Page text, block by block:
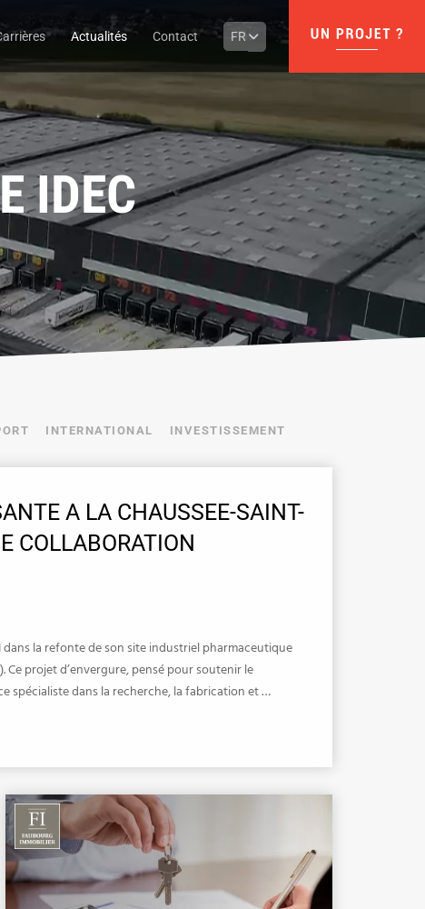
Actualités Contact FR
IDEC
INTERNATIONAL INVESTISSEMENT
A LA CHAUSSEE-SAINT-
COLLABORATION
dans la refonte de son site industriel pharmaceutique
Ce projet d’envergure, pensé pour soutenir le
spécialiste dans la recherche, la fabrication et …